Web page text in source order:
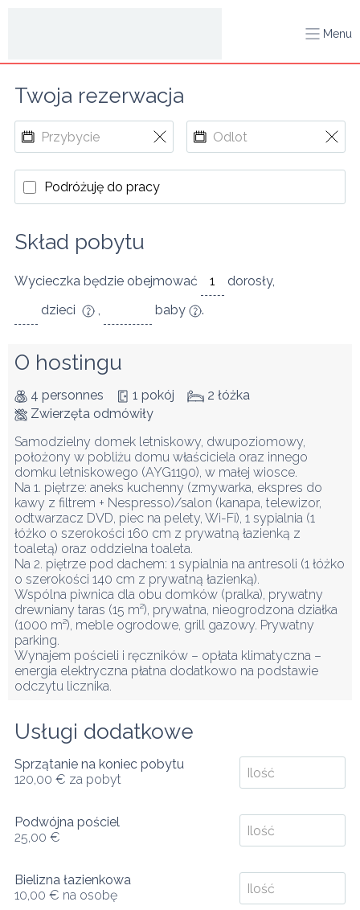
Menu
Twoja rezerwacja
Podróżuję do pracy
Skład pobytu
Wycieczka będzie obejmować dorosły,
dzieci
, baby .
O hostingu
4 personnes 1 pokój
2 łóżka
Zwierzęta odmówiły
Samodzielny domek letniskowy, dwupoziomowy,
położony w pobliżu domu właściciela oraz innego
domku letniskowego (AYG1190), w małej wiosce.
Na 1. piętrze: aneks kuchenny (zmywarka, ekspres do
kawy z filtrem + Nespresso)/salon (kanapa, telewizor,
odtwarzacz DVD, piec na pelety, Wi-Fi), 1 sypialnia (1
łóżko o szerokości 160 cm z prywatną łazienką z
toaletą) oraz oddzielna toaleta.
Na 2. piętrze pod dachem: 1 sypialnia na antresoli (1 łóżko
o szerokości 140 cm z prywatną łazienką).
Wspólna piwnica dla obu domków (pralka), prywatny
drewniany taras (15 m²), prywatna, nieogrodzona działka
(1000 m²), meble ogrodowe, grill gazowy. Prywatny
parking.
Wynajem pościeli i ręczników – opłata klimatyczna –
energia elektryczna płatna dodatkowo na podstawie
odczytu licznika.
Usługi dodatkowe
Sprzątanie na koniec pobytu
120,00 € za pobyt
Podwójna pościel
25,00 €
Bielizna łazienkowa
10,00 € na osobę